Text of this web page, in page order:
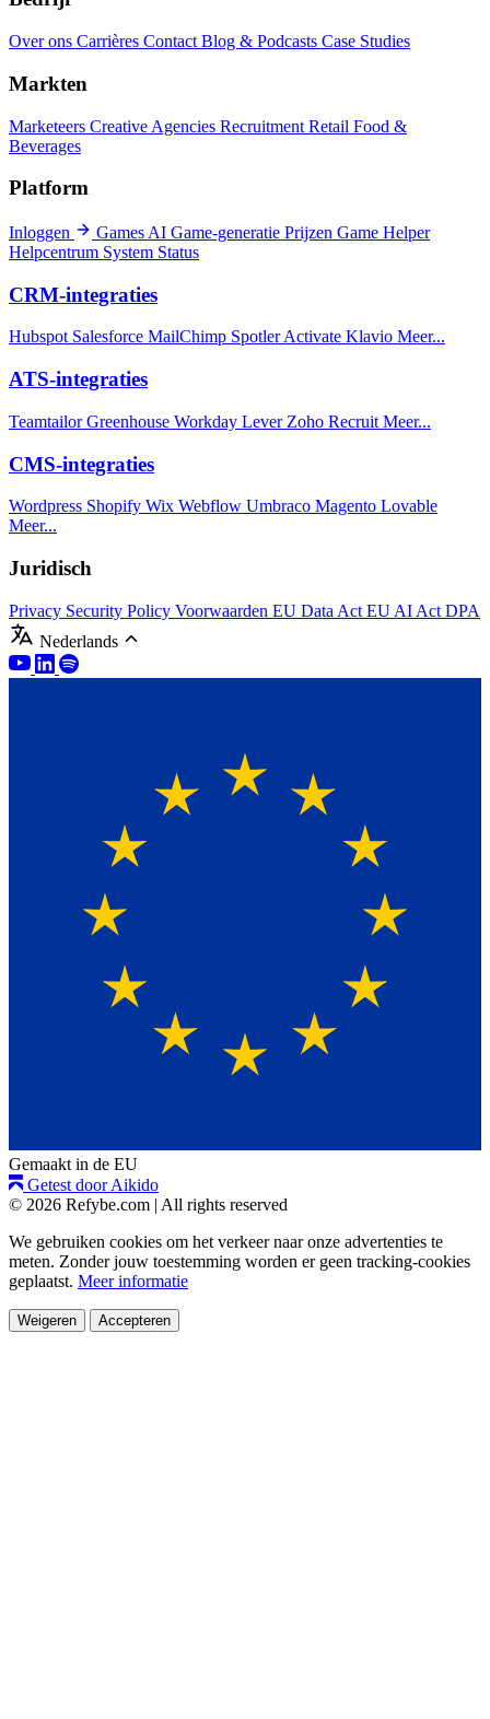
Over ons Carrières Contact Blog & Podcasts Case Studies
Markten
Marketeers Creative Agencies Recruitment Retail Food &
Beverages
Platform
Inloggen Games AI Game-generatie Prijzen Game Helper
Helpcentrum System Status
CRM-integraties
Hubspot Salesforce MailChimp Spotler Activate Klavio Meer...
ATS-integraties
TeamtailorGreenhouse Workday Lever Zoho Recruit Meer...
CMS-integraties
Wordpress Shopify Wix Webflow Umbraco Magento Lovable
Meer...
Juridisch
Privacy Security Policy Voorwaarden EU Data Act EU AI Act DPA
Nederlands
Gemaakt in de EU
Getest door Aikido
© 2026 Refybe.com | All rights reserved
We gebruiken cookies om het verkeer naar onze advertenties te
meten. Zonder jouw toestemming worden er geen tracking-cookies
geplaatst. Meer informatie
Weigeren Accepteren